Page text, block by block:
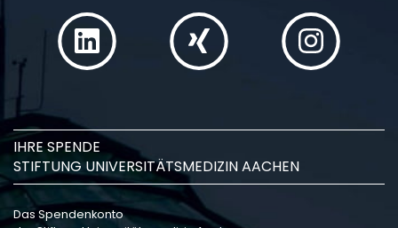
IHRE SPENDE
STIFTUNG UNIVERSITÄTSMEDIZIN AACHEN
Das Spendenkonto